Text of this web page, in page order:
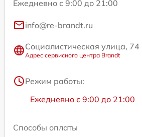
Ежедневно с 9:00 до 21:00
info@re-brandt.ru
Социалистическая улица, 74
Адрес сервисного центра Brandt
Режим работы:
Ежедневно с 9:00 до 21:00
Способы оплаты